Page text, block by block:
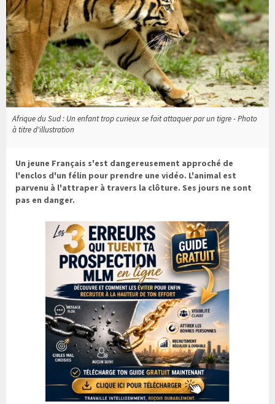
Afrique du Sud : Un enfant trop curieux se fait attaquer par un tigre - Photo
à titre d'illustration
Un jeune Français s'est dangereusement approché de
l'enclos d'un félin pour prendre une vidéo. L'animal est
parvenu à l'attraper à travers la clôture. Ses jours ne sont
pas en danger.